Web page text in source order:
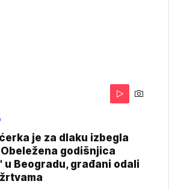
je za dlaku izbegla
godišnjica
u Beogradu, građani odali